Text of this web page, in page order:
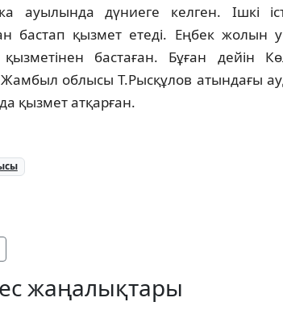
ауылында дүниеге келген. Ішкі
бастап қызмет етеді. Еңбек жолын
қызметінен бастаған. Бұған дейін
облысы Т.Рысқұлов атындағы
қызмет атқарған.
жаңалықтары